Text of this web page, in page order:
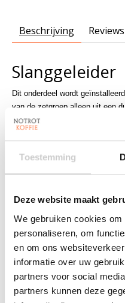
Toestemming
Deze website maakt
We gebruiken cookies
personaliseren, om
en om ons
informatie over uw
partners voor social
partners kunnen deze
Beschrijving
Slanggeleider
Dit onderdeel wordt
van de zetgroep alleen uit een
slanggeleider is geschikt voor
Cafamosa koffiemachines.
Leveringsomvang:
1x slanggeleider
Geschikt voor:
C50 Impressa
C55 Impressa
C60 Impressa
C65 Impressa
C9 Impressa
C90 Impressa